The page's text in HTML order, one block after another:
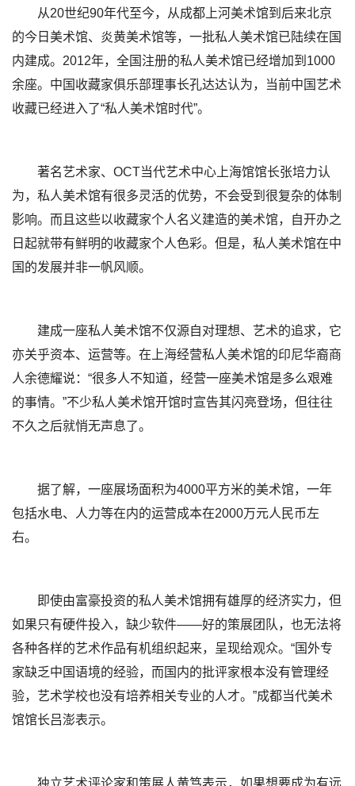
从20世纪90年代至今，从成都上河美术馆到后来北京
的今日美术馆、炎黄美术馆等，一批私人美术馆已陆续在国
内建成。2012年，全国注册的私人美术馆已经增加到1000
余座。中国收藏家俱乐部理事长孔达达认为，当前中国艺术
收藏已经进入了“私人美术馆时代”。
著名艺术家、OCT当代艺术中心上海馆馆长张培力认
为，私人美术馆有很多灵活的优势，不会受到很复杂的体制
影响。而且这些以收藏家个人名义建造的美术馆，自开办之
日起就带有鲜明的收藏家个人色彩。但是，私人美术馆在中
国的发展并非一帆风顺。
建成一座私人美术馆不仅源自对理想、艺术的追求，它
亦关乎资本、运营等。在上海经营私人美术馆的印尼华裔商
人余德耀说：“很多人不知道，经营一座美术馆是多么艰难
的事情。”不少私人美术馆开馆时宣告其闪亮登场，但往往
不久之后就悄无声息了。
据了解，一座展场面积为4000平方米的美术馆，一年
包括水电、人力等在内的运营成本在2000万元人民币左
右。
即使由富豪投资的私人美术馆拥有雄厚的经济实力，但
如果只有硬件投入，缺少软件——好的策展团队，也无法将
各种各样的艺术作品有机组织起来，呈现给观众。“国外专
家缺乏中国语境的经验，而国内的批评家根本没有管理经
验，艺术学校也没有培养相关专业的人才。”成都当代美术
馆馆长吕澎表示。
独立艺术评论家和策展人黄笃表示，如果想要成为有远